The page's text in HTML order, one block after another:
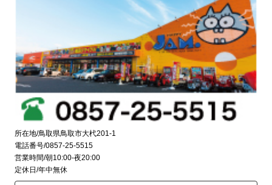
所在地/鳥取県鳥取市大杙201-1
電話番号/0857-25-5515
営業時間/朝10:00-夜20:00
定休日/年中無休